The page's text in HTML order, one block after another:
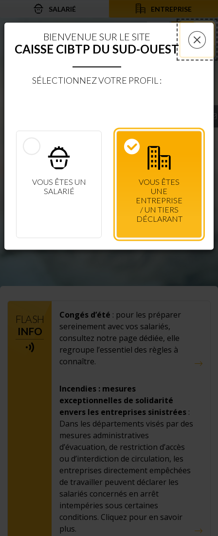
Aller au contenu
Aller à la recherche
Aller à la navigation
SALARIÉ ENTREPRISE
Rechercher sur
Services
BIENVENUE SUR LE SITE
ESPACE SÉCURISÉ
GÉREZ VOTRE COMPTE ET EFFECTUEZ
VOS DÉMARCHES EN LIGNE
Pas encore affilié ? Cliquez ici
FLASH
INFO
Congés d’été : pour les préparer
sereinement avec vos salariés,
consultez notre page dédiée, elle
regroupe l’essentiel des règles à
connaître.
Incendies : mesures
exceptionnelles de solidarité
envers les entreprises sinistrées :
Dans les départements visés par des
mesures administratives
d’évacuation, de restriction d’accès
ou d’interdiction de circulation, les
entreprises directement empêchées
de travailler peuvent déclarer les
salariés concernés en arrêt
intempéries sous certaines
conditions. Cliquez pour en savoir
plus.
BIENVENUE SUR LE SITE
CAISSE CIBTP DU SUD-OUEST
SÉLECTIONNEZ VOTRE PROFIL :
VOUS ÊTES UN
SALARIÉ
VOUS ÊTES
UNE
ENTREPRISE
/ UN TIERS
DÉCLARANT